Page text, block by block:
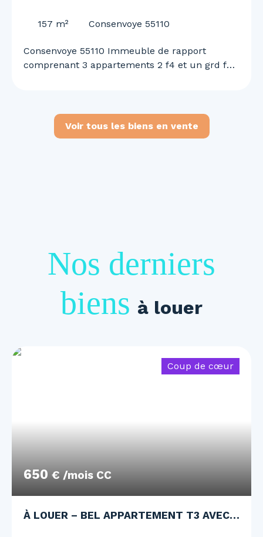
157 m² Consenvoye 55110
Consenvoye 55110 Immeuble de rapport
comprenant 3 appartements 2 f4 et un grd f2
Voir tous les biens en vente
Nos derniers
biens à louer
650 € /mois CC
Coup de cœur
À LOUER – BEL APPARTEMENT T3 AVEC